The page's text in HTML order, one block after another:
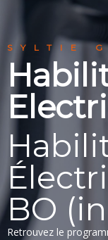
SYLTIE
BO
Retrouvez le